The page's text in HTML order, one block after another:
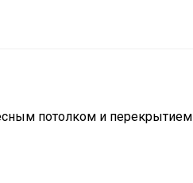
потолком и перекрытием